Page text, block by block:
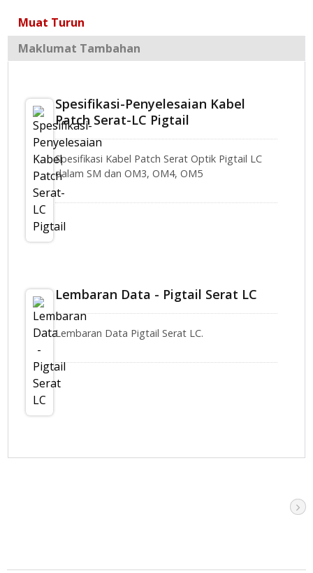
Muat Turun
Maklumat Tambahan
Spesifikasi-Penyelesaian Kabel
Patch Serat-LC Pigtail
Spesifikasi Kabel Patch Serat Optik Pigtail LC
dalam SM dan OM3, OM4, OM5
Lembaran Data - Pigtail Serat LC
Lembaran Data Pigtail Serat LC.